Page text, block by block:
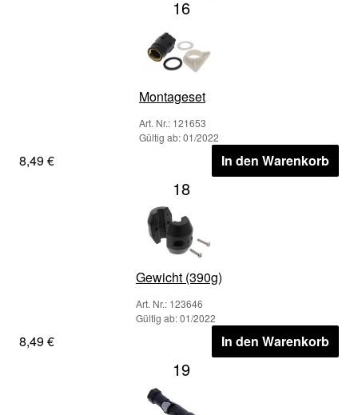
16
Montageset
Art. Nr.: 121653
Gültig ab: 01/2022
8,49 € In den Warenkorb
18
Gewicht (390g)
Art. Nr.: 123646
Gültig ab: 01/2022
8,49 € In den Warenkorb
19